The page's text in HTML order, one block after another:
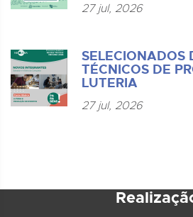
27 jul, 2026
SELECIONADOS
TÉCNICOS DE
LUTERIA
27 jul, 2026